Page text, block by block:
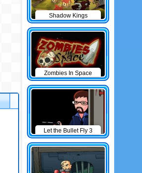
Shadow Kings
Zombies In Space
Let the Bullet Fly 3